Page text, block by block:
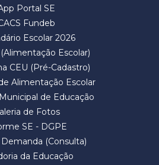
Portal SE
Fundeb
Escolar 2026
Escolar)
CEU (Pré-Cadastro)
Alimentação Escolar
de Educação
de Fotos
SE - DGPE
(Consulta)
da Educação